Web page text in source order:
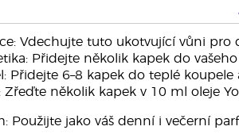
Vdechujte tuto ukotvující vůni pro
Přidejte několik kapek do
Přidejte 6–8 kapek do teplé koupele
Zřeďte několik kapek v 10 ml oleje
Použijte jako váš denní i večerní